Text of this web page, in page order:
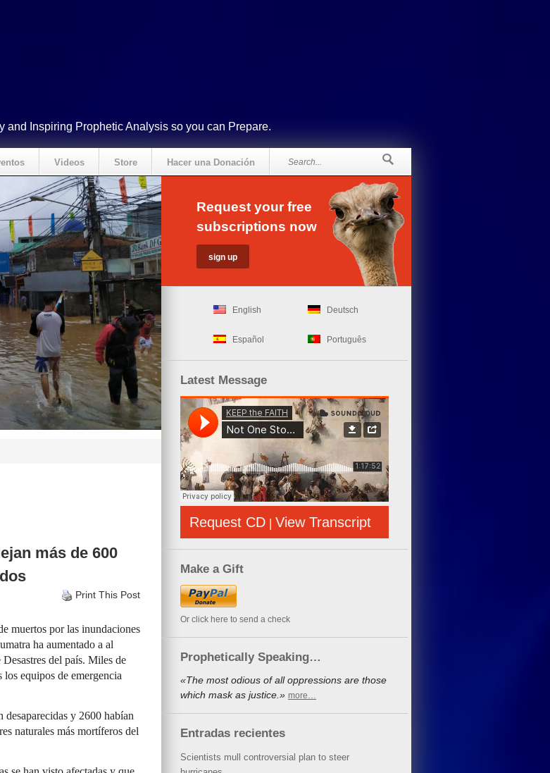
and Inspiring Prophetic Analysis so you can Prepare.
Videos Store Hacer una Donación
más de 600
Print This Post
muertos por las inundaciones
ha aumentado a al
del país. Miles de
los equipos de emergencia
y 2600 habían
naturales más mortíferos del
Request your free
subscriptions now
English Deutsch
Español Português
Latest Message
Request CD | View Transcript
Make a Gift
Or click here to send a check
Prophetically Speaking…
«The most odious of all oppressions are those
which mask as justice.» more…
Entradas recientes
Scientists mull controversial plan to steer